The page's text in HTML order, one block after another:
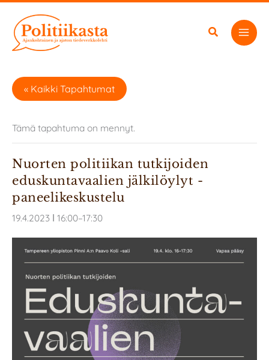
sisältöön
« Kaikki Tapahtumat
Tämä tapahtuma on mennyt.
Nuorten politiikan tutkijoiden
eduskuntavaalien jälkilöylyt -
paneelikeskustelu
19.4.2023 ǀ 16:00–17:30